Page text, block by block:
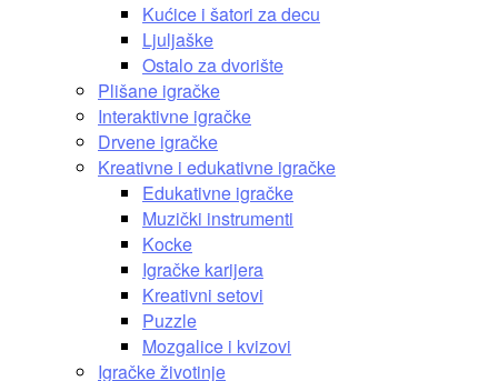
Kućice i šatori za decu
Ljuljaške
Ostalo za dvorište
Plišane igračke
Interaktivne igračke
Drvene igračke
Kreativne i edukativne igračke
Edukativne igračke
Muzički instrumenti
Kocke
Igračke karijera
Kreativni setovi
Puzzle
Mozgalice i kvizovi
Igračke životinje